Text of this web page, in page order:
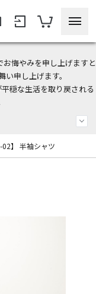
悔やみを申し上げますと
申し上げます。
穏な生活を取り戻される
ゼント！
02】 半袖シャツ